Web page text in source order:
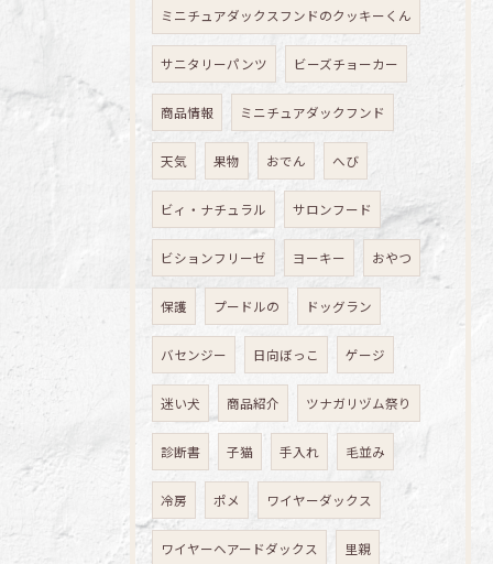
ミニチュアダックスフンドのクッキーくん
サニタリーパンツ ビーズチョーカー
商品情報 ミニチュアダックフンド
天気 果物 おでん へび
ビィ・ナチュラル サロンフード
ビションフリーゼ ヨーキー おやつ
保護 プードルの ドッグラン
バセンジー 日向ぼっこ ゲージ
迷い犬 商品紹介 ツナガリヅム祭り
診断書 子猫 手入れ 毛並み
冷房 ポメ ワイヤーダックス
ワイヤーヘアードダックス 里親